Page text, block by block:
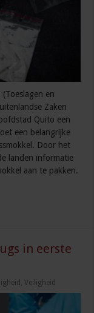
en
Zaken
Quito een
een belangrijke
Door het
landen informatie
aan te pakken.
in eerste
,Veiligheid